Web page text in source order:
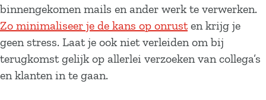
binnengekomen mails en ander werk te verwerken.
Zo minimaliseer je de kans op onrusten krijg je
geen stress. Laat je ook niet verleiden om bij
terugkomst gelijk op allerlei verzoeken van collega’s
en klanten in te gaan.